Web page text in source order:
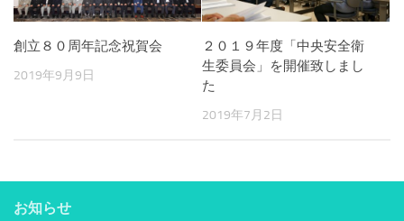
創立８０周年記念祝賀会
2019年9月9日
２０１９年度「中央安全衛
生委員会」を開催致しまし
た
2019年7月2日
お知らせ